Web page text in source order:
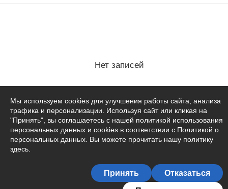
Нет записей
Мы используем cookies для улучшения работы сайта, анализа
трафика и персонализации. Используя сайт или кликая на
"Принять", вы соглашаетесь с нашей политикой использования
персональных данных и cookies в соответствии с Политикой о
персональных данных. Вы можете прочитать нашу политику
здесь
Принять Отказаться